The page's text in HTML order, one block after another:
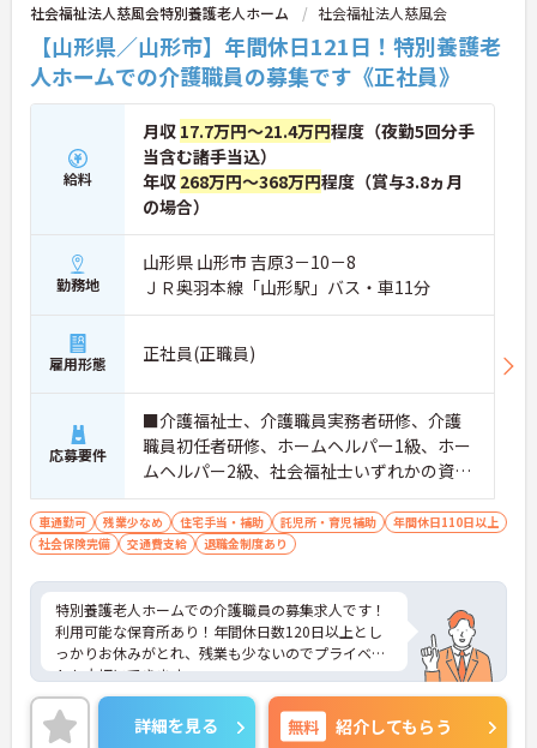
社会福祉法人慈風会特別養護老人ホーム 社会福祉法人慈風会
【山形県／山形市】年間休日121日！特別養護老
人ホームでの介護職員の募集です《正社員》
給料
月収 17.7万円～21.4万円程度（夜勤5回分手
当含む諸手当込）
年収 268万円～368万円程度（賞与3.8ヵ月
の場合）
勤務地
山形県 山形市 吉原3－10－8
ＪＲ奥羽本線「山形駅」バス・車11分
雇用形態 正社員(正職員)
応募要件
■介護福祉士、介護職員実務者研修、介護
職員初任者研修、ホームヘルパー1級、ホー
ムヘルパー2級、社会福祉士いずれかの資格
をお持ちの方 ※経験あれば尚可
車通勤可 残業少なめ 住宅手当・補助 託児所・育児補助
年間休日110日以上
社会保険完備
交通費支給 退職金制度あり
特別養護老人ホームでの介護職員の募集求人です！
利用可能な保育所あり！年間休日数120日以上とし
っかりお休みがとれ、残業も少ないのでプライベー
トも大切にできます。
ご興味ある方には、面接対策ポイントなど、さらに
詳細をお話しいたしますのでお気軽にご相談くださ
い！
詳細を見る 無料 紹介してもらう